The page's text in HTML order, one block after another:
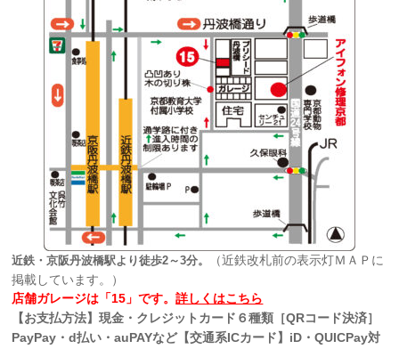
近鉄・京阪丹波橋駅より徒歩2～3分。
（近鉄改札前の表示灯ＭＡＰに
掲載しています。）
店舗ガレージは「15」です。詳しくはこちら
【お支払方法】現金・クレジットカード６種類［QRコード決済］
PayPay・d払い・auPAYなど【交通系ICカード】iD・QUICPay対